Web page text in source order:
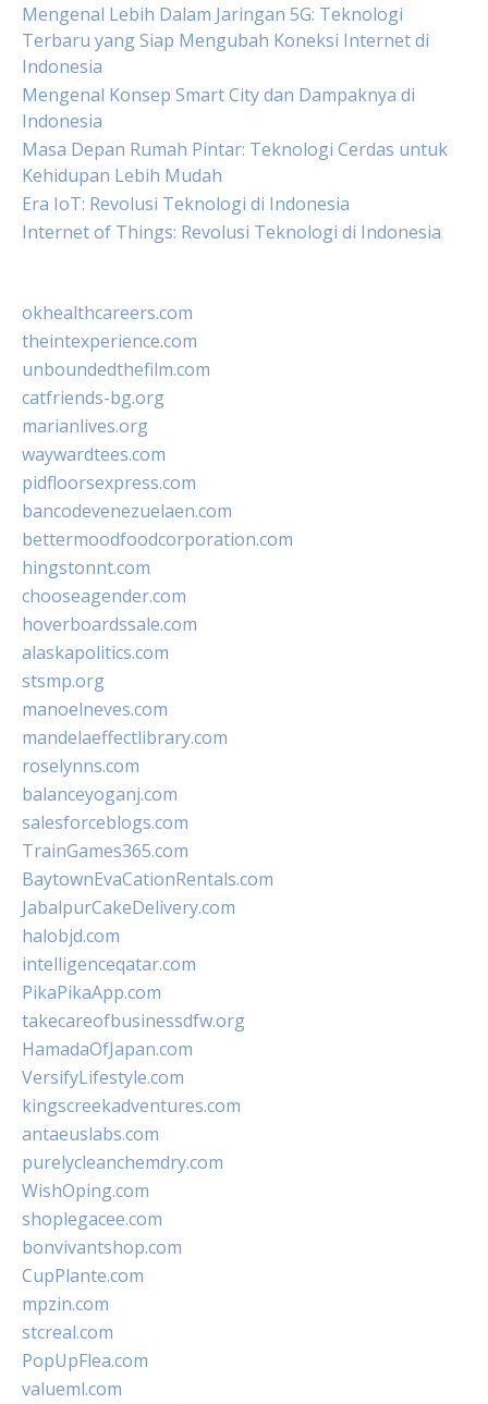
Mengenal Lebih Dalam Jaringan 5G: Teknologi
Terbaru yang Siap Mengubah Koneksi Internet di
Indonesia
Mengenal Konsep Smart City dan Dampaknya di
Indonesia
Masa Depan Rumah Pintar: Teknologi Cerdas untuk
Kehidupan Lebih Mudah
Era IoT: Revolusi Teknologi di Indonesia
Internet of Things: Revolusi Teknologi di Indonesia
okhealthcareers.com
theintexperience.com
unboundedthefilm.com
catfriends-bg.org
marianlives.org
waywardtees.com
pidfloorsexpress.com
bancodevenezuelaen.com
bettermoodfoodcorporation.com
hingstonnt.com
chooseagender.com
hoverboardssale.com
alaskapolitics.com
stsmp.org
manoelneves.com
mandelaeffectlibrary.com
roselynns.com
balanceyoganj.com
salesforceblogs.com
TrainGames365.com
BaytownEvaCationRentals.com
JabalpurCakeDelivery.com
halobjd.com
intelligenceqatar.com
PikaPikaApp.com
takecareofbusinessdfw.org
HamadaOfJapan.com
VersifyLifestyle.com
kingscreekadventures.com
antaeuslabs.com
purelycleanchemdry.com
WishOping.com
shoplegacee.com
bonvivantshop.com
CupPlante.com
mpzin.com
stcreal.com
PopUpFlea.com
valueml.com